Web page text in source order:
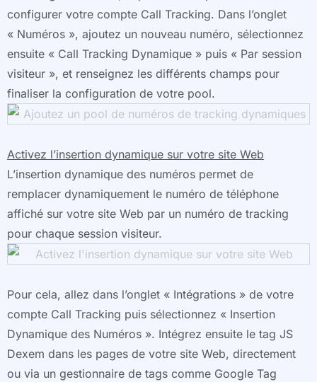
configurer votre compte Call Tracking. Dans l’onglet
« Numéros », ajoutez un nouveau numéro, sélectionnez
ensuite « Call Tracking Dynamique » puis « Par session
visiteur », et renseignez les différents champs pour
finaliser la configuration de votre pool.
Activez l’insertion dynamique sur votre site Web
L’insertion dynamique des numéros permet de
remplacer dynamiquement le numéro de téléphone
affiché sur votre site Web par un numéro de tracking
pour chaque session visiteur.
Pour cela, allez dans l’onglet « Intégrations » de votre
compte Call Tracking puis sélectionnez « Insertion
Dynamique des Numéros ». Intégrez ensuite le tag JS
Dexem dans les pages de votre site Web, directement
ou via un gestionnaire de tags comme Google Tag